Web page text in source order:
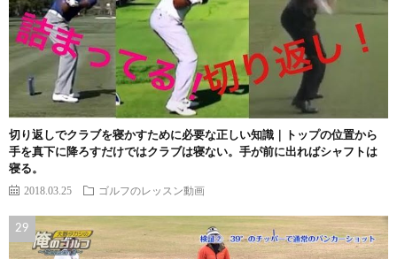
切り返しでクラブを寝かすために必要な正しい知識｜トップの位置から
手を真下に降ろすだけではクラブは寝ない。手が前に出ればシャフトは
寝る。
2018.03.25 ゴルフのレッスン動画